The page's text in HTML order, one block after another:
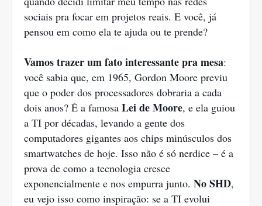
sociais pra focar em projetos reais. E você, já
pensou em como ela te ajuda ou te prende?
Vamos trazer um fato interessante pra mesa:
você sabia que, em 1965, Gordon Moore previu
que o poder dos processadores dobraria a cada
dois anos? É a famosa Lei de Moore, e ela guiou
a TI por décadas, levando a gente dos
computadores gigantes aos chips minúsculos dos
smartwatches de hoje. Isso não é só nerdice – é a
prova de como a tecnologia cresce
exponencialmente e nos empurra junto. No SHD,
eu vejo isso como inspiração: se a TI evolui